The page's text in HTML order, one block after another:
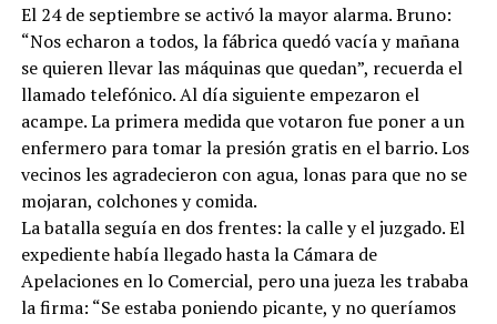
El 24 de septiembre se activó la mayor alarma. Bruno:
“Nos echaron a todos, la fábrica quedó vacía y mañana
se quieren llevar las máquinas que quedan”, recuerda el
llamado telefónico. Al día siguiente empezaron el
acampe. La primera medida que votaron fue poner a un
enfermero para tomar la presión gratis en el barrio. Los
vecinos les agradecieron con agua, lonas para que no se
mojaran, colchones y comida.
La batalla seguía en dos frentes: la calle y el juzgado. El
expediente había llegado hasta la Cámara de
Apelaciones en lo Comercial, pero una jueza les trababa
la firma: “Se estaba poniendo picante, y no queríamos